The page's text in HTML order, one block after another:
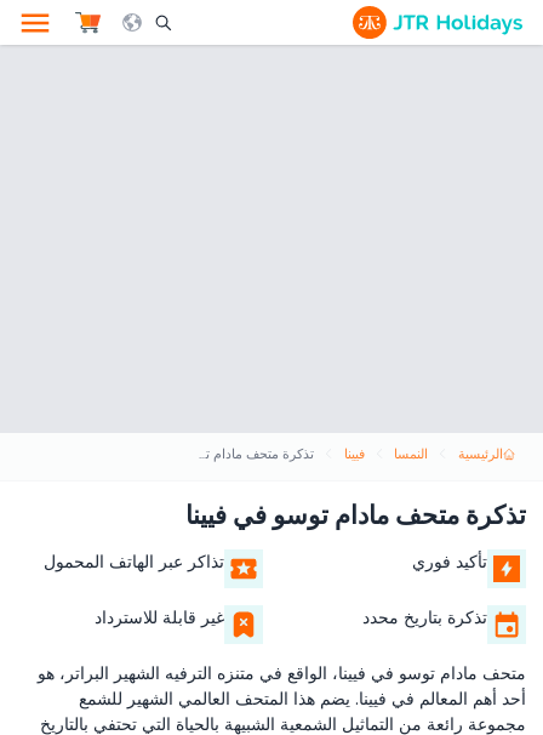
Search Opener Icon
الرئيسية النمسا فيينا تذكرة متحف مادام توسو في فيينا
تذكرة متحف مادام توسو في فيينا
تأكيد فوري تذاكر عبر الهاتف المحمول
تذكرة بتاريخ محدد غير قابلة للاسترداد
متحف مادام توسو في فيينا، الواقع في متنزه الترفيه الشهير البراتر، هو
أحد أهم المعالم في فيينا. يضم هذا المتحف العالمي الشهير للشمع
مجموعة رائعة من التماثيل الشمعية الشبيهة بالحياة التي تحتفي بالتاريخ